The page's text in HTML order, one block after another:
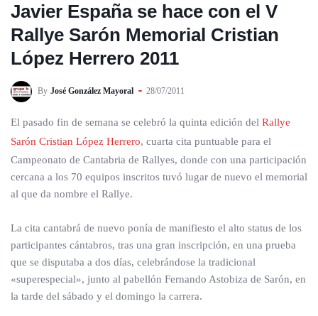
Javier España se hace con el V
Rallye Sarón Memorial Cristian
López Herrero 2011
By José González Mayoral 28/07/2011
El pasado fin de semana se celebró la quinta edición del Rallye
Sarón Cristian López Herrero, cuarta cita puntuable para el
Campeonato de Cantabria de Rallyes, donde con una participación
cercana a los 70 equipos inscritos tuvó lugar de nuevo el memorial
al que da nombre el Rallye.
La cita cantabrá de nuevo ponía de manifiesto el alto status de los
participantes cántabros, tras una gran inscripción, en una prueba
que se disputaba a dos días, celebrándose la tradicional
«superespecial», junto al pabellón Fernando Astobiza de Sarón, en
la tarde del sábado y el domingo la carrera.